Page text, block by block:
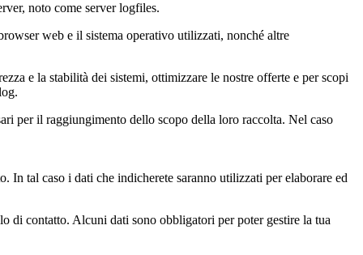
noto come server logfiles.
web e il sistema operativo utilizzati, nonché altre
e la stabilità dei sistemi, ottimizzare le nostre offerte e per scopi
per il raggiungimento dello scopo della loro raccolta. Nel caso
In tal caso i dati che indicherete saranno utilizzati per elaborare ed
di contatto. Alcuni dati sono obbligatori per poter gestire la tua